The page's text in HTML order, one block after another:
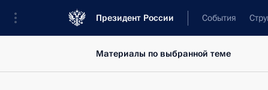
Президент России События
Материалы по выбранной теме